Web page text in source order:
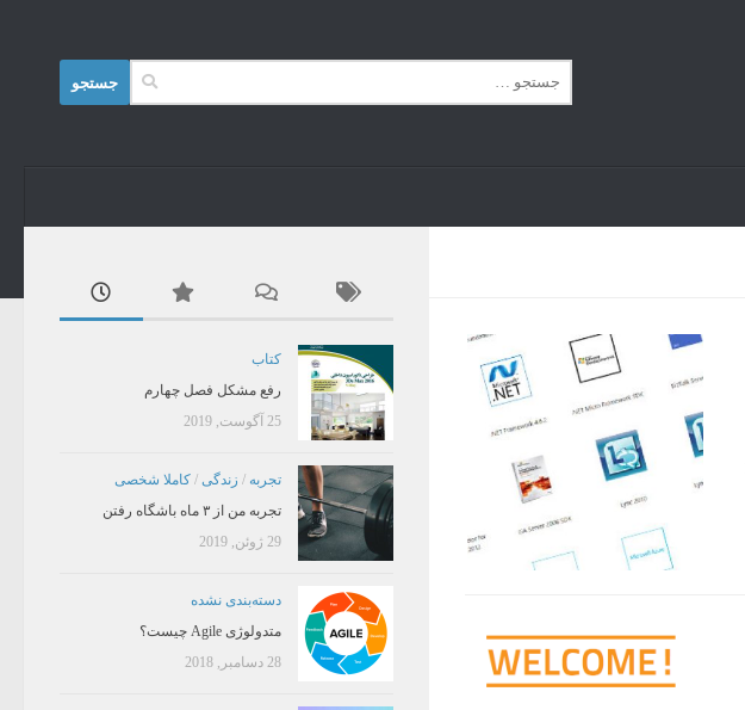
برای:
کتاب
رفع مشکل فصل چهارم
25 آگوست, 2019
تجربه / زندگی / کاملا شخصی
تجربه من از ۳ ماه باشگاه رفتن
29 ژوئن, 2019
دسته‌بندی نشده
متدولوژی Agile چیست؟
28 دسامبر, 2018